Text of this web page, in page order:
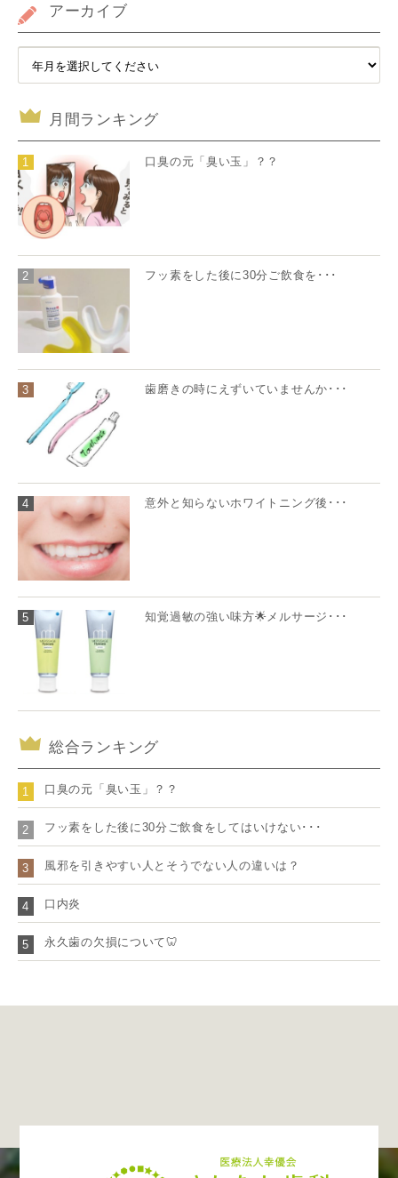
アーカイブ
月間ランキング
1 口臭の元「臭い玉」？？
2 フッ素をした後に30分ご飲食を･･･
3 歯磨きの時にえずいていませんか･･･
4 意外と知らないホワイトニング後･･･
5 知覚過敏の強い味方🌟メルサージ･･･
総合ランキング
1 口臭の元「臭い玉」？？
2 フッ素をした後に30分ご飲食をしてはいけない･･･
3 風邪を引きやすい人とそうでない人の違いは？
4 口内炎
5 永久歯の欠損について🦷